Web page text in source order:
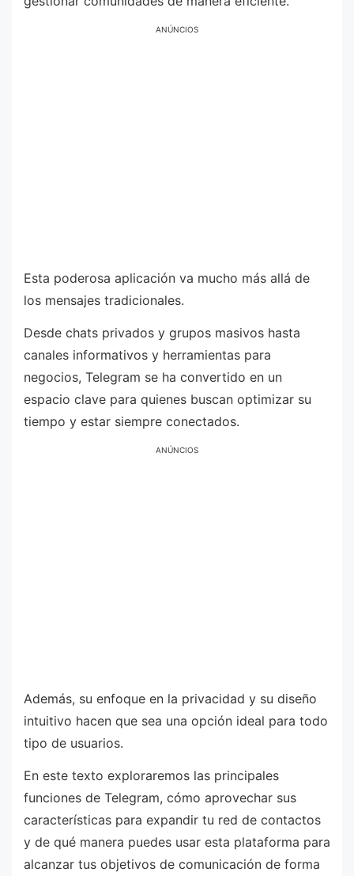
ANÚNCIOS
Esta poderosa aplicación va mucho más allá de
los mensajes tradicionales.
Desde chats privados y grupos masivos hasta
canales informativos y herramientas para
negocios, Telegram se ha convertido en un
espacio clave para quienes buscan optimizar su
tiempo y estar siempre conectados.
ANÚNCIOS
Además, su enfoque en la privacidad y su diseño
intuitivo hacen que sea una opción ideal para todo
tipo de usuarios.
En este texto exploraremos las principales
funciones de Telegram, cómo aprovechar sus
características para expandir tu red de contactos
y de qué manera puedes usar esta plataforma para
alcanzar tus objetivos de comunicación de forma